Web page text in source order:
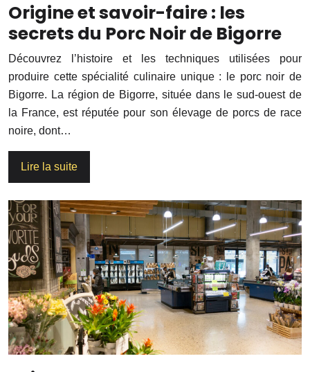
Origine et savoir-faire : les
secrets du Porc Noir de Bigorre
Découvrez l’histoire et les techniques utilisées pour
produire cette spécialité culinaire unique : le porc noir de
Bigorre. La région de Bigorre, située dans le sud-ouest de
la France, est réputée pour son élevage de porcs de race
noire, dont…
Lire la suite